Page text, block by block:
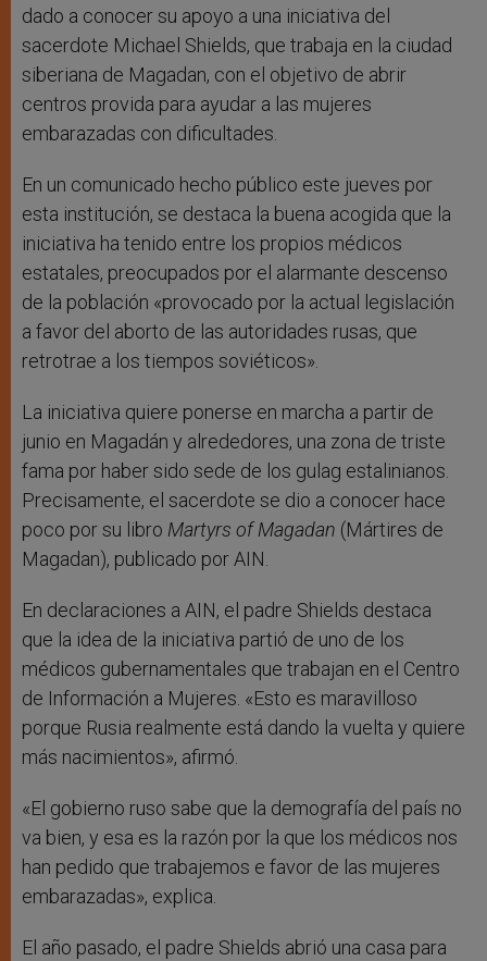
dado a conocer su apoyo a una iniciativa del
sacerdote Michael Shields, que trabaja en la ciudad
siberiana de Magadan, con el objetivo de abrir
centros provida para ayudar a las mujeres
embarazadas con dificultades.
En un comunicado hecho público este jueves por
esta institución, se destaca la buena acogida que la
iniciativa ha tenido entre los propios médicos
estatales, preocupados por el alarmante descenso
de la población «provocado por la actual legislación
a favor del aborto de las autoridades rusas, que
retrotrae a los tiempos soviéticos».
La iniciativa quiere ponerse en marcha a partir de
junio en Magadán y alrededores, una zona de triste
fama por haber sido sede de los gulag estalinianos.
Precisamente, el sacerdote se dio a conocer hace
poco por su libro Martyrs of Magadan (Mártires de
Magadan), publicado por AIN.
En declaraciones a AIN, el padre Shields destaca
que la idea de la iniciativa partió de uno de los
médicos gubernamentales que trabajan en el Centro
de Información a Mujeres. «Esto es maravilloso
porque Rusia realmente está dando la vuelta y quiere
más nacimientos», afirmó.
«El gobierno ruso sabe que la demografía del país no
va bien, y esa es la razón por la que los médicos nos
han pedido que trabajemos e favor de las mujeres
embarazadas», explica.
El año pasado, el padre Shields abrió una casa para